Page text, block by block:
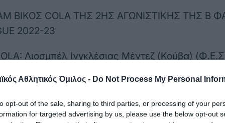
Αθλητικός Όμιλος - Do Not Process My Personal
opt-out of the sale, sharing to third parties, or processing of your
for targeted advertising by us, please use the below opt-out
ΒΙΚΟΣ COLA ΤΗΣ 2ΗΣ ΑΓΩΝΙΣΤΙΚΗΣ ΤΗΣ Β
2022-23
Λιοσμπέλ Ινγκλέσιας Μέντεζ (Κούβα)